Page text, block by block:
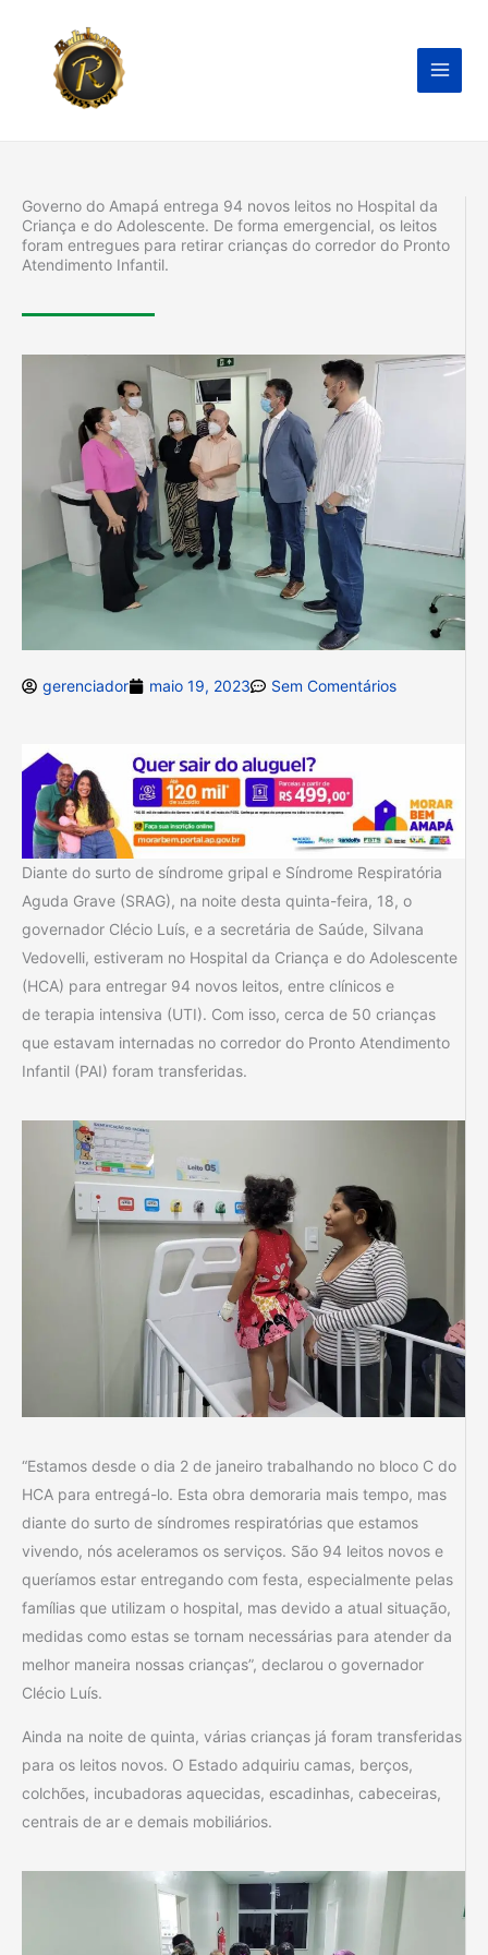
conteúdo
Governo do Amapá entrega 94 novos leitos no Hospital da
Criança e do Adolescente. De forma emergencial, os leitos
foram entregues para retirar crianças do corredor do Pronto
Atendimento Infantil.
gerenciador maio 19, 2023 Sem Comentários
Diante do surto de síndrome gripal e Síndrome Respiratória
Aguda Grave (SRAG), na noite desta quinta-feira, 18, o
governador Clécio Luís, e a secretária de Saúde, Silvana
Vedovelli, estiveram no Hospital da Criança e do Adolescente
(HCA) para entregar 94 novos leitos, entre clínicos e
de terapia intensiva (UTI). Com isso, cerca de 50 crianças
que estavam internadas no corredor do Pronto Atendimento
Infantil (PAI) foram transferidas.
“Estamos desde o dia 2 de janeiro trabalhando no bloco C do
HCA para entregá-lo. Esta obra demoraria mais tempo, mas
diante do surto de síndromes respiratórias que estamos
vivendo, nós aceleramos os serviços. São 94 leitos novos e
queríamos estar entregando com festa, especialmente pelas
famílias que utilizam o hospital, mas devido a atual situação,
medidas como estas se tornam necessárias para atender da
melhor maneira nossas crianças”, declarou o governador
Clécio Luís.
Ainda na noite de quinta, várias crianças já foram transferidas
para os leitos novos. O Estado adquiriu camas, berços,
colchões, incubadoras aquecidas, escadinhas, cabeceiras,
centrais de ar e demais mobiliários.